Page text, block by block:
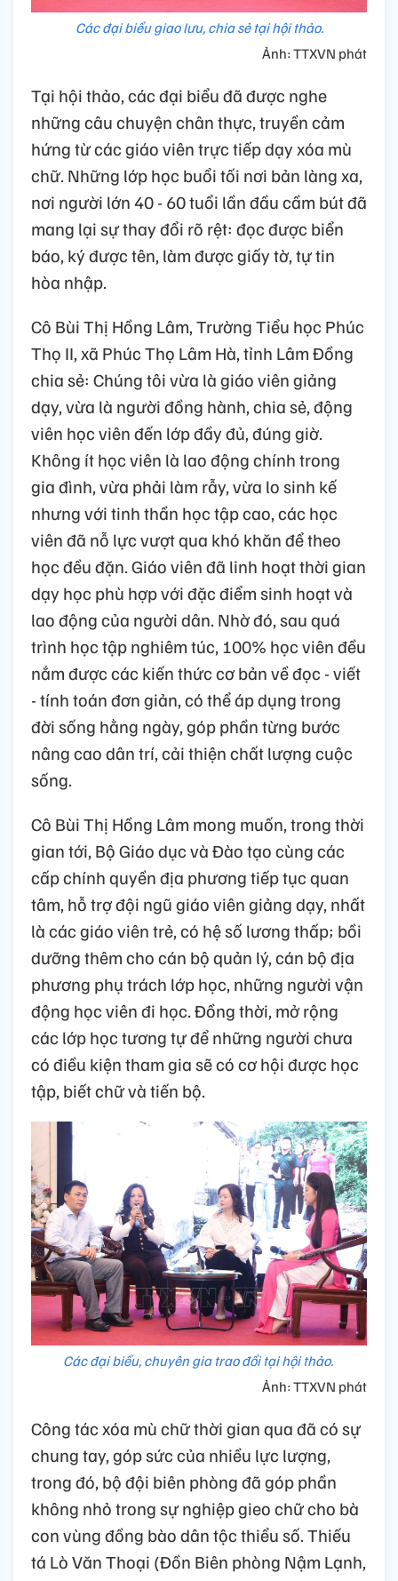
Các đại biểu giao lưu, chia sẻ tại hội thảo.
Ảnh: TTXVN phát
Tại hội thảo, các đại biểu đã được nghe
những câu chuyện chân thực, truyền cảm
hứng từ các giáo viên trực tiếp dạy xóa mù
chữ. Những lớp học buổi tối nơi bản làng xa,
nơi người lớn 40 - 60 tuổi lần đầu cầm bút đã
mang lại sự thay đổi rõ rệt: đọc được biển
báo, ký được tên, làm được giấy tờ, tự tin
hòa nhập.
Cô Bùi Thị Hồng Lâm, Trường Tiểu học Phúc
Thọ II, xã Phúc Thọ Lâm Hà, tỉnh Lâm Đồng
chia sẻ: Chúng tôi vừa là giáo viên giảng
dạy, vừa là người đồng hành, chia sẻ, động
viên học viên đến lớp đầy đủ, đúng giờ.
Không ít học viên là lao động chính trong
gia đình, vừa phải làm rẫy, vừa lo sinh kế
nhưng với tinh thần học tập cao, các học
viên đã nỗ lực vượt qua khó khăn để theo
học đều đặn. Giáo viên đã linh hoạt thời gian
dạy học phù hợp với đặc điểm sinh hoạt và
lao động của người dân. Nhờ đó, sau quá
trình học tập nghiêm túc, 100% học viên đều
nắm được các kiến thức cơ bản về đọc - viết
- tính toán đơn giản, có thể áp dụng trong
đời sống hằng ngày, góp phần từng bước
nâng cao dân trí, cải thiện chất lượng cuộc
sống.
Cô Bùi Thị Hồng Lâm mong muốn, trong thời
gian tới, Bộ Giáo dục và Đào tạo cùng các
cấp chính quyền địa phương tiếp tục quan
tâm, hỗ trợ đội ngũ giáo viên giảng dạy, nhất
là các giáo viên trẻ, có hệ số lương thấp; bồi
dưỡng thêm cho cán bộ quản lý, cán bộ địa
phương phụ trách lớp học, những người vận
động học viên đi học. Đồng thời, mở rộng
các lớp học tương tự để những người chưa
có điều kiện tham gia sẽ có cơ hội được học
tập, biết chữ và tiến bộ.
Các đại biểu, chuyên gia trao đổi tại hội thảo.
Ảnh: TTXVN phát
Công tác xóa mù chữ thời gian qua đã có sự
chung tay, góp sức của nhiều lực lượng,
trong đó, bộ đội biên phòng đã góp phần
không nhỏ trong sự nghiệp gieo chữ cho bà
con vùng đồng bào dân tộc thiểu số. Thiếu
tá Lò Văn Thoại (Đồn Biên phòng Nậm Lạnh,